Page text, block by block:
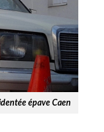
épave Caen